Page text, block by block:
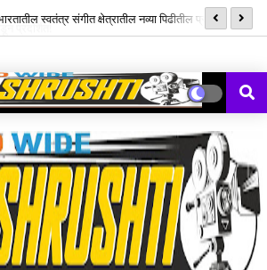
स्वतंत्र संगीत क्षेत्रातील नव्या पिढीतील प्रतिभांना